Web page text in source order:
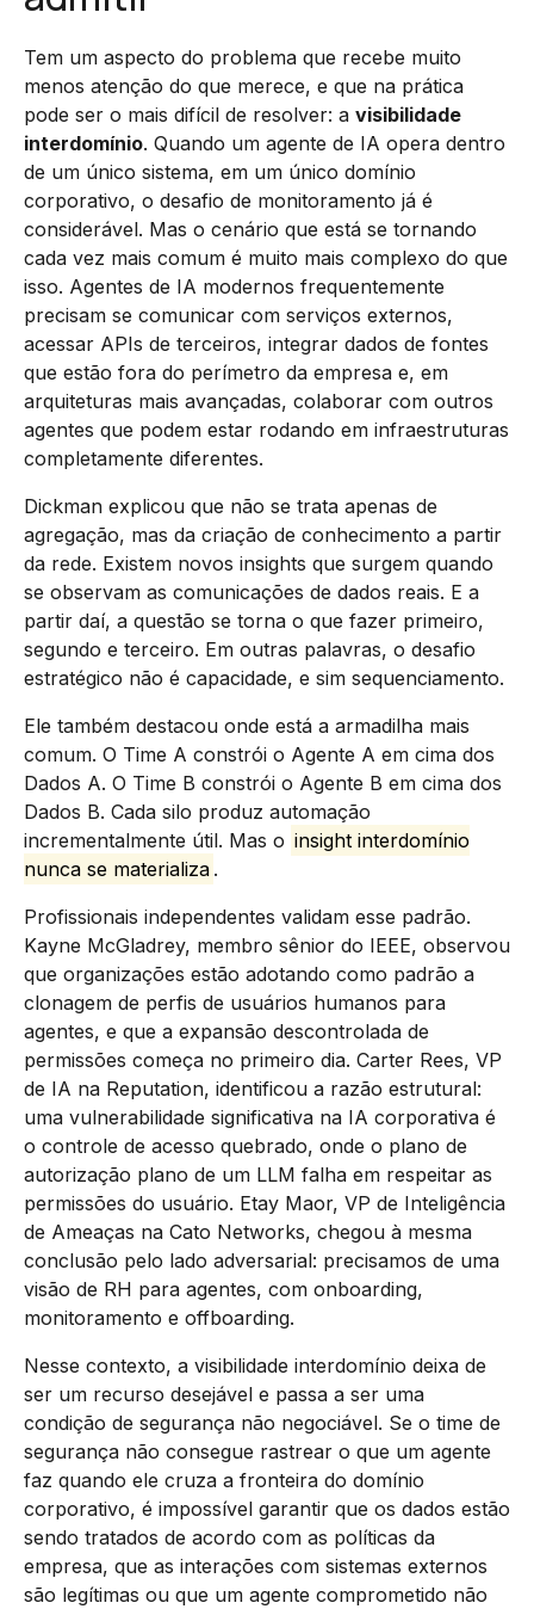
Tem um aspecto do problema que recebe muito
menos atenção do que merece, e que na prática
pode ser o mais difícil de resolver: a visibilidade
interdomínio. Quando um agente de IA opera dentro
de um único sistema, em um único domínio
corporativo, o desafio de monitoramento já é
considerável. Mas o cenário que está se tornando
cada vez mais comum é muito mais complexo do que
isso. Agentes de IA modernos frequentemente
precisam se comunicar com serviços externos,
acessar APIs de terceiros, integrar dados de fontes
que estão fora do perímetro da empresa e, em
arquiteturas mais avançadas, colaborar com outros
agentes que podem estar rodando em infraestruturas
completamente diferentes.
Dickman explicou que não se trata apenas de
agregação, mas da criação de conhecimento a partir
da rede. Existem novos insights que surgem quando
se observam as comunicações de dados reais. E a
partir daí, a questão se torna o que fazer primeiro,
segundo e terceiro. Em outras palavras, o desafio
estratégico não é capacidade, e sim sequenciamento.
Ele também destacou onde está a armadilha mais
comum. O Time A constrói o Agente A em cima dos
Dados A. O Time B constrói o Agente B em cima dos
Dados B. Cada silo produz automação
incrementalmente útil. Mas o insight interdomínio
nunca se materializa .
Profissionais independentes validam esse padrão.
Kayne McGladrey, membro sênior do IEEE, observou
que organizações estão adotando como padrão a
clonagem de perfis de usuários humanos para
agentes, e que a expansão descontrolada de
permissões começa no primeiro dia. Carter Rees, VP
de IA na Reputation, identificou a razão estrutural:
uma vulnerabilidade significativa na IA corporativa é
o controle de acesso quebrado, onde o plano de
autorização plano de um LLM falha em respeitar as
permissões do usuário. Etay Maor, VP de Inteligência
de Ameaças na Cato Networks, chegou à mesma
conclusão pelo lado adversarial: precisamos de uma
visão de RH para agentes, com onboarding,
monitoramento e offboarding.
Nesse contexto, a visibilidade interdomínio deixa de
ser um recurso desejável e passa a ser uma
condição de segurança não negociável. Se o time de
segurança não consegue rastrear o que um agente
faz quando ele cruza a fronteira do domínio
corporativo, é impossível garantir que os dados estão
sendo tratados de acordo com as políticas da
empresa, que as interações com sistemas externos
são legítimas ou que um agente comprometido não